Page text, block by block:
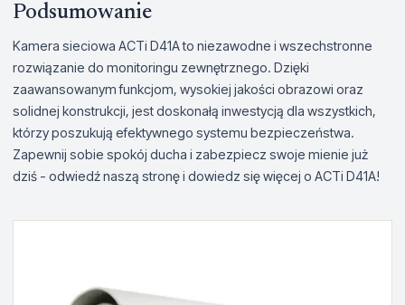
Podsumowanie
Kamera sieciowa ACTi D41A to niezawodne i wszechstronne
rozwiązanie do monitoringu zewnętrznego. Dzięki
zaawansowanym funkcjom, wysokiej jakości obrazowi oraz
solidnej konstrukcji, jest doskonałą inwestycją dla wszystkich,
którzy poszukują efektywnego systemu bezpieczeństwa.
Zapewnij sobie spokój ducha i zabezpiecz swoje mienie już
dziś - odwiedź naszą stronę i dowiedz się więcej o ACTi D41A!